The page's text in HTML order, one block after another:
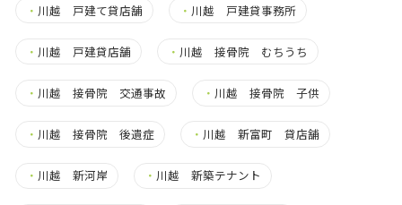
・ 川越 戸建て貸店舗 ・ 川越 戸建貸事務所
・ 川越 戸建貸店舗 ・ 川越 接骨院 むちうち
・ 川越 接骨院 交通事故 ・ 川越 接骨院 子供
・ 川越 接骨院 後遺症 ・ 川越 新富町 貸店舗
・ 川越 新河岸 ・ 川越 新築テナント